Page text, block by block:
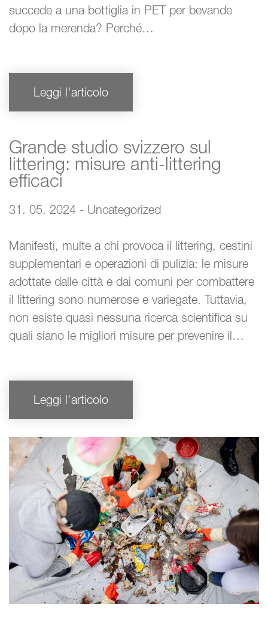
succede a una bottiglia in PET per bevande
dopo la merenda? Perché…
Leggi l'articolo
Grande studio svizzero sul
littering: misure anti-littering
efficaci
31. 05. 2024 - Uncategorized
Manifesti, multe a chi provoca il littering, cestini
supplementari e operazioni di pulizia: le misure
adottate dalle città e dai comuni per combattere
il littering sono numerose e variegate. Tuttavia,
non esiste quasi nessuna ricerca scientifica su
quali siano le migliori misure per prevenire il…
Leggi l'articolo